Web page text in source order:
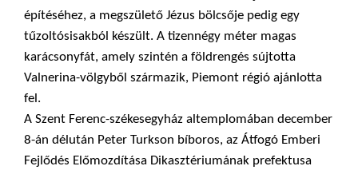
építéséhez, a megszülető Jézus bölcsője pedig egy
tűzoltósisakból készült. A tizennégy méter magas
karácsonyfát, amely szintén a földrengés sújtotta
Valnerina-völgyből származik, Piemont régió ajánlotta
fel.
A Szent Ferenc-székesegyház altemplomában december
8-án délután Peter Turkson bíboros, az Átfogó Emberi
Fejlődés Előmozdítása Dikasztériumának prefektusa